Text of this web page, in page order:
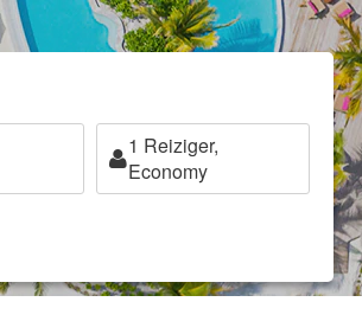
1 Reiziger,
Economy